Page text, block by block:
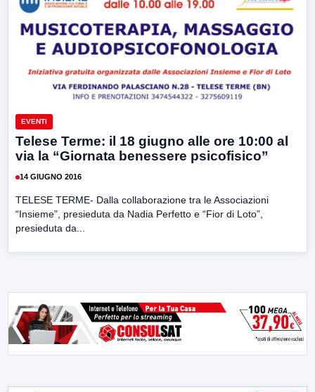
EVENTI
Telese Terme: il 18 giugno alle ore 10:00 al
via la “Giornata benessere psicofisico”
14 GIUGNO 2016
TELESE TERME- Dalla collaborazione tra le Associazioni
“Insieme”, presieduta da Nadia Perfetto e “Fior di Loto”,
presieduta da...